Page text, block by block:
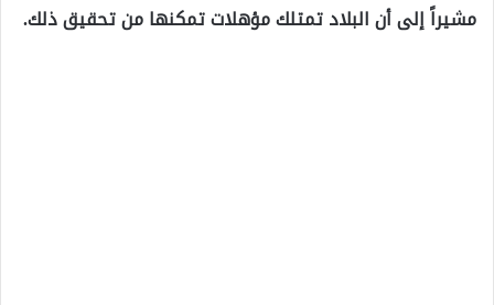
مشيراً إلى أن البلاد تمتلك مؤهلات تمكنها من تحقيق ذلك.